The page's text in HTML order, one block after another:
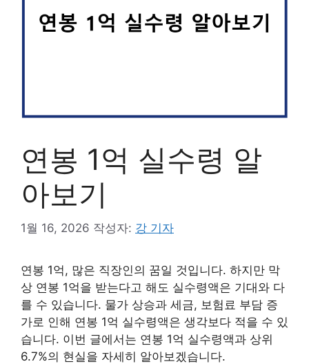
연봉 1억 실수령 알
아보기
1월 16, 2026 작성자: 강 기자
연봉 1억, 많은 직장인의 꿈일 것입니다. 하지만 막
상 연봉 1억을 받는다고 해도 실수령액은 기대와 다
를 수 있습니다. 물가 상승과 세금, 보험료 부담 증
가로 인해 연봉 1억 실수령액은 생각보다 적을 수 있
습니다. 이번 글에서는 연봉 1억 실수령액과 상위
6.7%의 현실을 자세히 알아보겠습니다.